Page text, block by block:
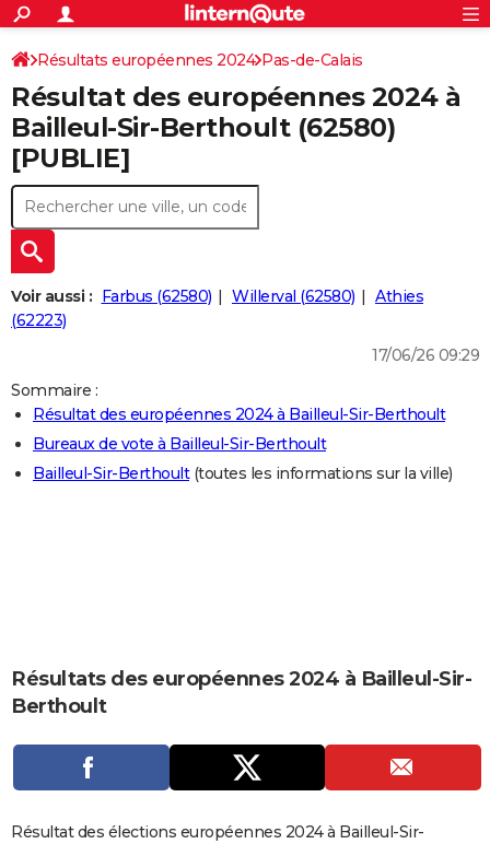
ACTUALITÉS
Politique
Société
Faits Divers
Education
Monde
Villes
+
SPORT
Coupe du monde 2026
Football
Tennis
Cyclisme
Rugby
Forum
CULTURE
Programme TV
TNT
Streaming
Cinéma
Sorties cinéma
Musique
+FINANCE
Retraite
Impôts
Epargne
Immobilier
Risques naturels par ville
Banque
Assurance
CréditAUTO
Essais
Réserver un essai
Citadines
Berlines
SUV
Forum auto
+HIGH-TECH
Mobiles
Meilleur smartphone
Internet
Ordinateurs
Jeux vidéo
Guide high-tech
+
BRICOLAGE
Forum
Aménagement intérieur
Extérieur
Cuisine
Salle de bains
Jardinage
Rangement
+
LIFESTYLE
Art de vivre
Bien-être
Loisirs
Mode
Modes de vie
SANTE
Alimentation
Guide de la santé
Maladies
Médicaments
Sommeil
VOYAGE
Carte de Noël
Carte Bonne année
Carte Saint-Valentin
Carte Pâques
Carte d'anniversaire
COPAINS D'AVANT
AVIS DE DÉCÈS
S'inscrire
Connexion
Résultats européennes 2024 Pas-de-Calais
Résultat des européennes 2024 à
Bailleul-Sir-Berthoult (62580)
[PUBLIE]
Voir aussi : Farbus (62580) Willerval (62580)
Athies
(62223)
17/06/26 09:29
Sommaire :
Résultat des européennes 2024 à Bailleul-Sir-Berthoult
Bureaux de vote à Bailleul-Sir-Berthoult
Bailleul-Sir-Berthoult(toutes les informations sur la ville)
Résultats des européennes 2024 à Bailleul-Sir-
Berthoult
Résultat des élections européennes 2024 à Bailleul-Sir-